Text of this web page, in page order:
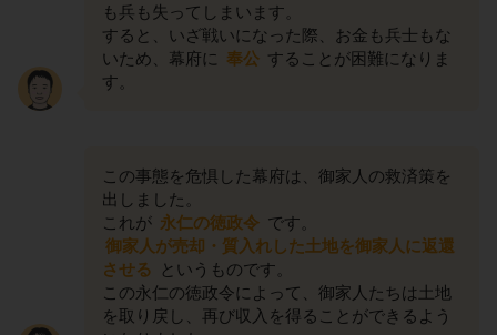
も兵も失ってしまいます。
すると、いざ戦いになった際、お金も兵士もな
いため、幕府に 奉公 することが困難になりま
す。
この事態を危惧した幕府は、御家人の救済策を
出しました。
これが 永仁の徳政令 です。
御家人が売却・質入れした土地を御家人に返還
させる
というものです。
この永仁の徳政令によって、御家人たちは土地
を取り戻し、再び収入を得ることができるよう